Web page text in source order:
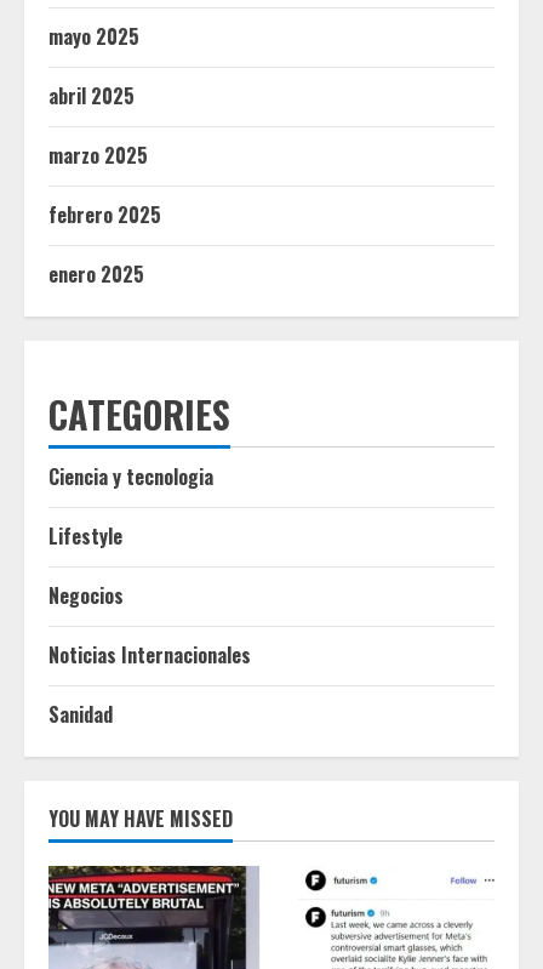
mayo 2025
abril 2025
marzo 2025
febrero 2025
enero 2025
CATEGORIES
Ciencia y tecnologia
Lifestyle
Negocios
Noticias Internacionales
Sanidad
YOU MAY HAVE MISSED